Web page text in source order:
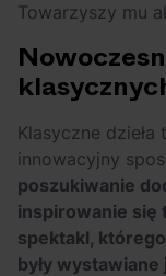
Towarzyszy mu
Klasyczne
innowacyjny
poszukiwanie
inspirowanie się
spektakl,
były